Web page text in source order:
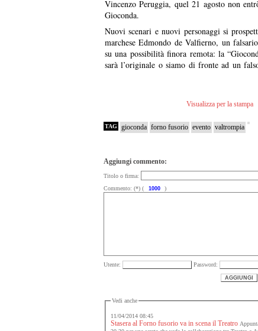
Vincenzo Peruggia, quel 21 agosto non
Gioconda.
Nuovi scenari e nuovi personaggi si
marchese Edmondo de Valfierno, un
su una possibilità finora remota: la
sarà l’originale o siamo di fronte ad un
Visualizza per la stampa
TAG gioconda forno fusorio evento valtrompia
Aggiungi commento:
Titolo o firma:
Commento: (*) (
)
Utente: Password:
Vedi anche
11/04/2014 08:45
Stasera al Forno fusorio va in scena il Treatro